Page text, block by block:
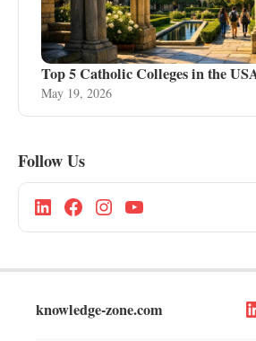
Top 5 Catholic Colleges in the
May 19, 2026
Follow Us
knowledge-zone.com